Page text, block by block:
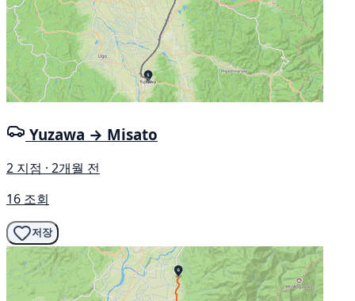
Yuzawa → Misato
2 지점 · 2개월 전
16 조회
저장